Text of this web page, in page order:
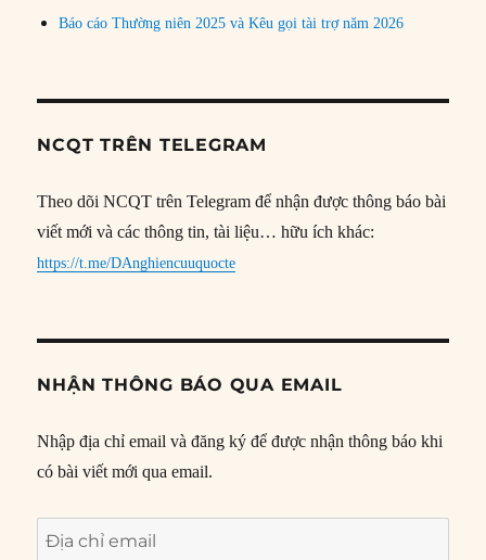
Báo cáo Thường niên 2025 và Kêu gọi tài trợ năm 2026
NCQT TRÊN TELEGRAM
Theo dõi NCQT trên Telegram để nhận được thông báo bài
viết mới và các thông tin, tài liệu… hữu ích khác:
https://t.me/DAnghiencuuquocte
NHẬN THÔNG BÁO QUA EMAIL
Nhập địa chỉ email và đăng ký để được nhận thông báo khi
có bài viết mới qua email.
Địa